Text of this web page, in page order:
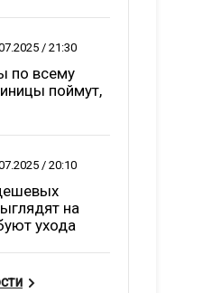
/ 21:30
по всему
поймут,
/ 20:10
на
ухода